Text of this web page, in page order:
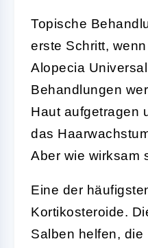
Topische
erste Schritt,
Alopecia
Behandlungen
Haut aufgetragen
das
Aber wie wirksam
Eine der
Kortikosteroide.
Salben helfen,